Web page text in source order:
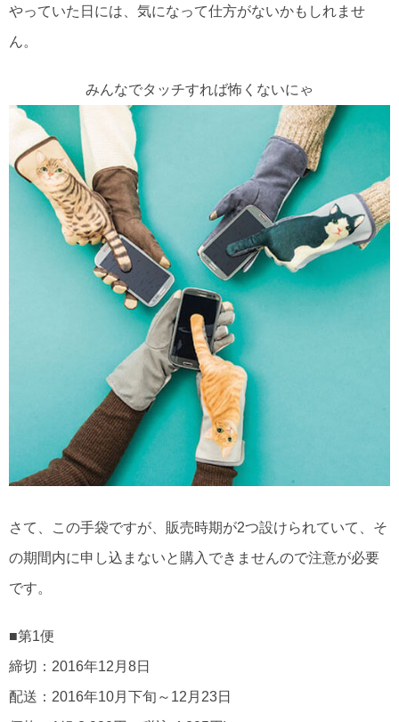
やっていた日には、気になって仕方がないかもしれませ
ん。
みんなでタッチすれば怖くないにゃ
さて、この手袋ですが、販売時期が2つ設けられていて、そ
の期間内に申し込まないと購入できませんので注意が必要
です。
■第1便
締切：2016年12月8日
配送：2016年10月下旬～12月23日